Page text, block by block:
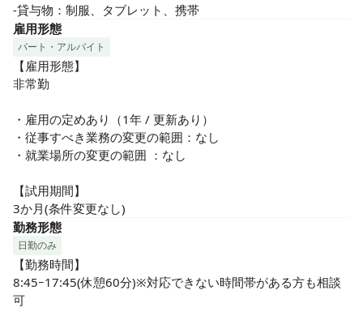
-貸与物：制服、タブレット、携帯
雇用形態
パート・アルバイト
【雇用形態】
非常勤
・雇用の定めあり（1年 / 更新あり）
・従事すべき業務の変更の範囲：なし
・就業場所の変更の範囲 ：なし
【試用期間】
3か月(条件変更なし)
勤務形態
日勤のみ
【勤務時間】
8:45ｰ17:45(休憩60分)※対応できない時間帯がある方も相談
可